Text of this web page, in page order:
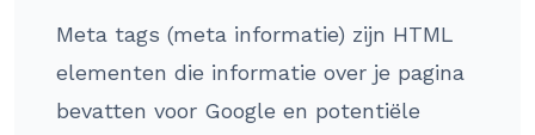
Meta tags (meta informatie) zijn HTML
elementen die informatie over je pagina
bevatten voor Google en potentiële